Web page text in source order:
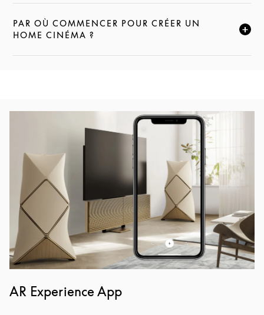
PAR OÙ COMMENCER POUR CRÉER UN
HOME CINÉMA ?
CLIQUEZ POUR ÉLARGIR CETTE DESCRIPTION ET
AR Experience App